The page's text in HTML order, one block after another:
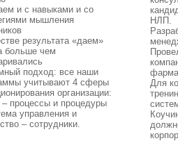
и с навыками и со
мышления
результата «даем»
больше чем
подход: все наши
учитывают 4 сферы
организации:
– процессы и процедуры
управления и
– сотрудники.
НЛП.
Для